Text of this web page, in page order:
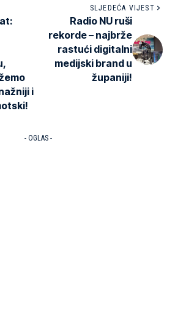
i
SLJEDEĆA VIJEST
Radio NU ruši
rekorde – najbrže
rastući digitalni
medijski brand u
županiji!
- OGLAS -